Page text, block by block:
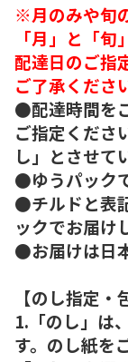
※月のみや旬
「月」と「旬
配達日のご指
ご了承くださ
●配達時間を
ご指定くださ
し」とさせて
●ゆうパック
●チルドと表
ックでお届け
●お届けは日
【のし指定・
1.「のし」は
す。のし紙を